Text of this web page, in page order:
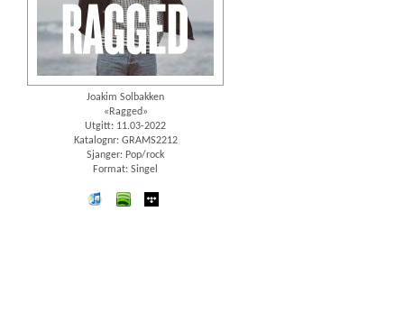
Joakim Solbakken
«Ragged»
Utgitt: 11.03-2022
Katalognr: GRAMS2212
Sjanger: Pop/rock
Format: Singel
iTunes spotify